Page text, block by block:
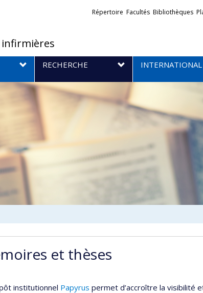
infirmières
Liens
Répertoire Facultés Bibliothèques
RECHERCHE INTERNATIONAL
et thèses
institutionnel Papyrus permet d’accroître la visibilité